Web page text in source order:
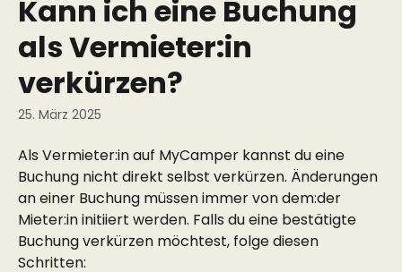
Kann ich eine Buchung
als Vermieter:in
verkürzen?
25. März 2025
Als Vermieter:in auf MyCamper kannst du eine
Buchung nicht direkt selbst verkürzen. Änderungen
an einer Buchung müssen immer von dem:der
Mieter:in initiiert werden. Falls du eine bestätigte
Buchung verkürzen möchtest, folge diesen
Schritten: